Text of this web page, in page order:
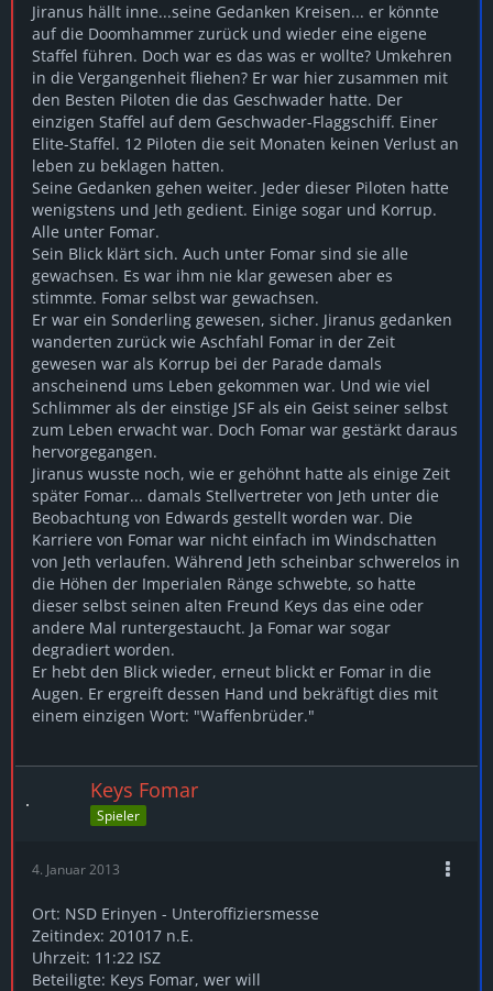
Jiranus hällt inne...seine Gedanken Kreisen... er könnte
auf die Doomhammer zurück und wieder eine eigene
Staffel führen. Doch war es das was er wollte? Umkehren
in die Vergangenheit fliehen? Er war hier zusammen mit
den Besten Piloten die das Geschwader hatte. Der
einzigen Staffel auf dem Geschwader-Flaggschiff. Einer
Elite-Staffel. 12 Piloten die seit Monaten keinen Verlust an
leben zu beklagen hatten.
Seine Gedanken gehen weiter. Jeder dieser Piloten hatte
wenigstens und Jeth gedient. Einige sogar und Korrup.
Alle unter Fomar.
Sein Blick klärt sich. Auch unter Fomar sind sie alle
gewachsen. Es war ihm nie klar gewesen aber es
stimmte. Fomar selbst war gewachsen.
Er war ein Sonderling gewesen, sicher. Jiranus gedanken
wanderten zurück wie Aschfahl Fomar in der Zeit
gewesen war als Korrup bei der Parade damals
anscheinend ums Leben gekommen war. Und wie viel
Schlimmer als der einstige JSF als ein Geist seiner selbst
zum Leben erwacht war. Doch Fomar war gestärkt daraus
hervorgegangen.
Jiranus wusste noch, wie er gehöhnt hatte als einige Zeit
später Fomar... damals Stellvertreter von Jeth unter die
Beobachtung von Edwards gestellt worden war. Die
Karriere von Fomar war nicht einfach im Windschatten
von Jeth verlaufen. Während Jeth scheinbar schwerelos in
die Höhen der Imperialen Ränge schwebte, so hatte
dieser selbst seinen alten Freund Keys das eine oder
andere Mal runtergestaucht. Ja Fomar war sogar
degradiert worden.
Er hebt den Blick wieder, erneut blickt er Fomar in die
Augen. Er ergreift dessen Hand und bekräftigt dies mit
einem einzigen Wort: "Waffenbrüder."
Keys Fomar
Spieler
4. Januar 2013
Ort: NSD Erinyen - Unteroffiziersmesse
Zeitindex: 201017 n.E.
Uhrzeit: 11:22 ISZ
Beteiligte: Keys Fomar, wer will